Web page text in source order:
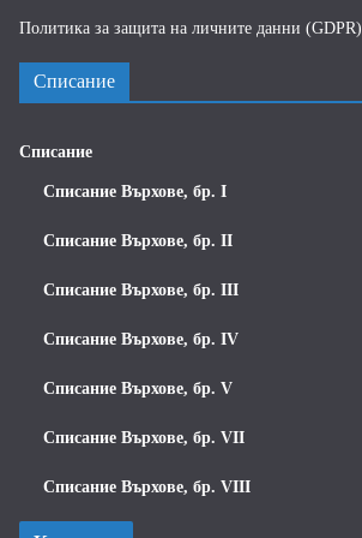
Политика за защита на личните данни (GDPR)
Списание
Списание
Списание Върхове, бр. I
Списание Върхове, бр. II
Списание Върхове, бр. III
Списание Върхове, бр. IV
Списание Върхове, бр. V
Списание Върхове, бр. VII
Списание Върхове, бр. VIII